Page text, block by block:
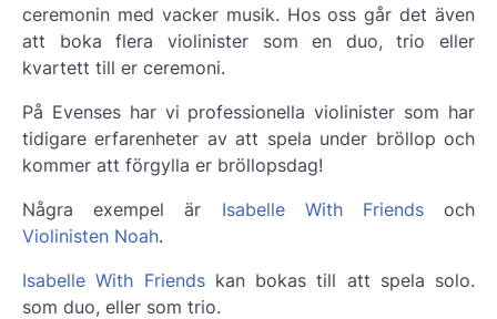
ceremonin med vacker musik. Hos oss går det även
att boka flera violinister som en duo, trio eller
kvartett till er ceremoni.
På Evenses har vi professionella violinister som har
tidigare erfarenheter av att spela under bröllop och
kommer att förgylla er bröllopsdag!
Några exempel är Isabelle With Friendsoch
Violinisten Noah.
Isabelle With Friendskan bokas till att spela solo.
som duo, eller som trio.